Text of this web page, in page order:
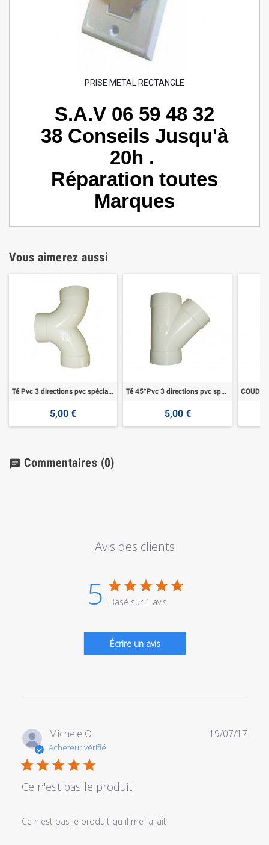
PRISE METAL RECTANGLE
S.A.V 06 59 48 32
38 Conseils Jusqu'à
20h .
Réparation toutes
Marques
Vous aimerez aussi
Té Pvc 3 directions pvc spécial aspiration
5,00 €
Té 45°Pvc 3 directions pvc spécial aspiration
5,00 €
chat Commentaires (0)
Avis des clients
5 Basé sur 1 avis
Écrire un avis
Michele O.
Acheteur vérifié
Ce n'est pas le produit
Ce n'est pas le produit qu il me fallait
19/07/17